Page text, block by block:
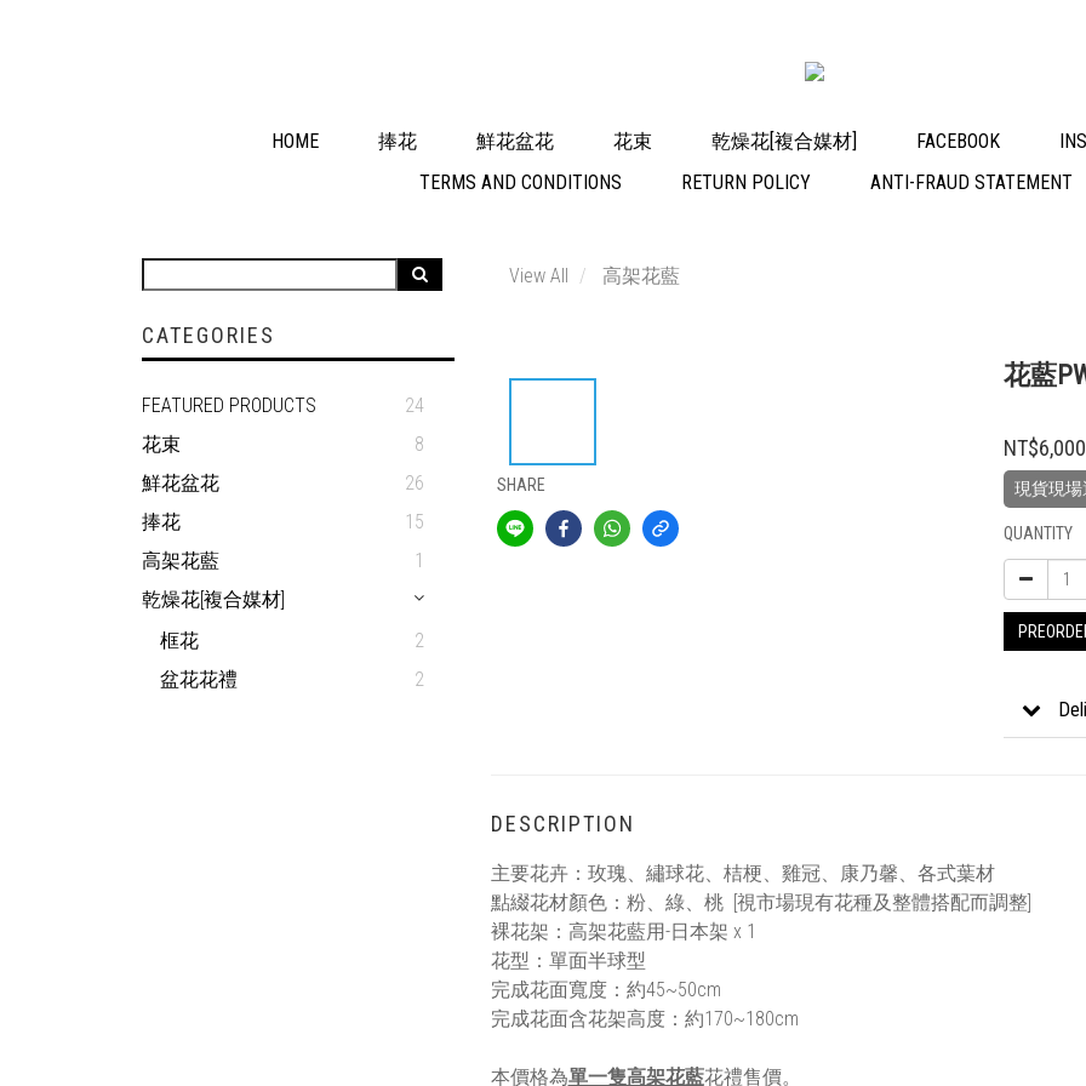
HOME 捧花 鮮花盆花 花束 乾燥花[複合媒材] FACEBOOK
TERMS AND CONDITIONS
RETURN POLICY ANTI-FRAUD STATEMENT
CATEGORIES
FEATURED PRODUCTS
24
花束
8
鮮花盆花
26
捧花
15
高架花藍
1
乾燥花[複合媒材]
框花
2
盆花花禮
2
View All 高架花藍
SHARE
花藍
NT$6,000
現貨現場
QUANTITY
DESCRIPTION
主要花卉：玫瑰、繡球花、桔梗、雞冠、康乃馨、各式葉材
點綴花材顏色：粉、綠、桃 [視市場現有花種及整體搭配而調整]
裸花架：高架花藍用-日本架 x 1
花型：單面半球型
完成花面寬度：約45~50cm
完成花面含花架高度：約170~180cm
本價格為單一隻高架花藍花禮售價。